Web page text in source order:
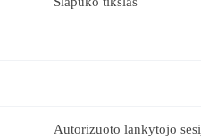
Autorizuoto lankytojo